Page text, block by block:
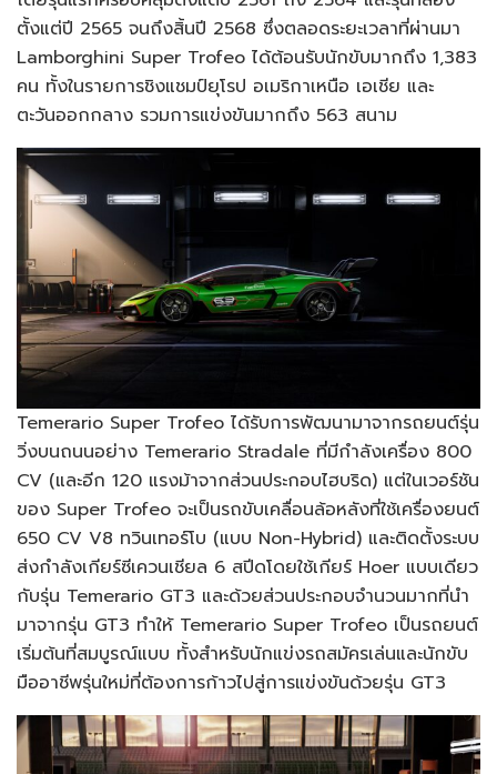
ตั้งแต่ปี 2565 จนถึงสิ้นปี 2568 ซึ่งตลอดระยะเวลาที่ผ่านมา
Lamborghini Super Trofeo ได้ต้อนรับนักขับมากถึง 1,383
คน ทั้งในรายการชิงแชมป์ยุโรป อเมริกาเหนือ เอเชีย และ
ตะวันออกกลาง รวมการแข่งขันมากถึง 563 สนาม
Temerario Super Trofeo ได้รับการพัฒนามาจากรถยนต์รุ่น
วิ่งบนถนนอย่าง Temerario Stradale ที่มีกำลังเครื่อง 800
CV (และอีก 120 แรงม้าจากส่วนประกอบไฮบริด) แต่ในเวอร์ชัน
ของ Super Trofeo จะเป็นรถขับเคลื่อนล้อหลังที่ใช้เครื่องยนต์
650 CV V8 ทวินเทอร์โบ (แบบ Non-Hybrid) และติดตั้งระบบ
ส่งกำลังเกียร์ซีเควนเชียล 6 สปีดโดยใช้เกียร์ Hoer แบบเดียว
กับรุ่น Temerario GT3 และด้วยส่วนประกอบจำนวนมากที่นำ
มาจากรุ่น GT3 ทำให้ Temerario Super Trofeo เป็นรถยนต์
เริ่มต้นที่สมบูรณ์แบบ ทั้งสำหรับนักแข่งรถสมัครเล่นและนักขับ
มืออาชีพรุ่นใหม่ที่ต้องการก้าวไปสู่การแข่งขันด้วยรุ่น GT3